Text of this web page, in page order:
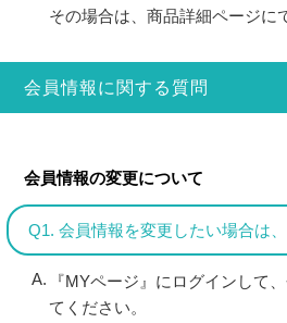
その場合は、商品詳細ページ
会員情報に関する質問
会員情報の変更について
Q1. 会員情報を変更したい場合は
『MYページ』にログインして
てください。